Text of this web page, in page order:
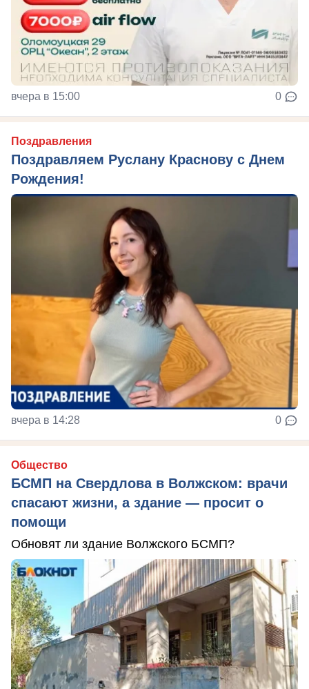
вчера в 15:00 0
Поздравления
Поздравляем Руслану Краснову с Днем
Рождения!
вчера в 14:28 0
Общество
БСМП на Свердлова в Волжском: врачи
спасают жизни, а здание — просит о
помощи
Обновят ли здание Волжского БСМП?